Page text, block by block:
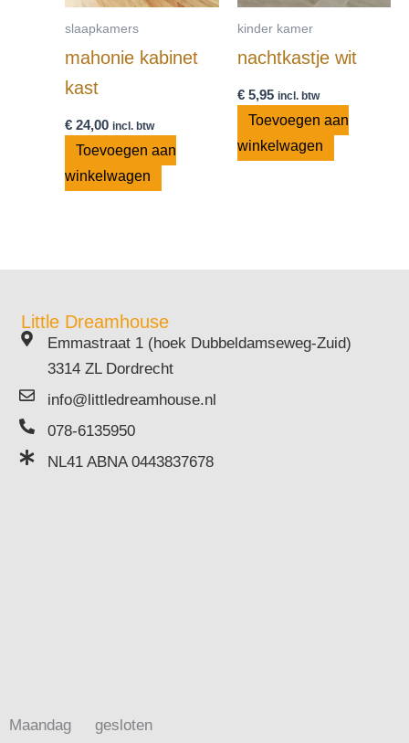
slaapkamers
mahonie kabinet
kast
€ 24,00 incl. btw
Toevoegen aan
winkelwagen
kinder kamer
nachtkastje wit
€5,95 incl. btw
Toevoegen aan
winkelwagen
Little Dreamhouse
Emmastraat 1 (hoek Dubbeldamseweg-Zuid)
3314 ZL Dordrecht
info@littledreamhouse.nl
078-6135950
NL41 ABNA 0443837678
Maandag
gesloten